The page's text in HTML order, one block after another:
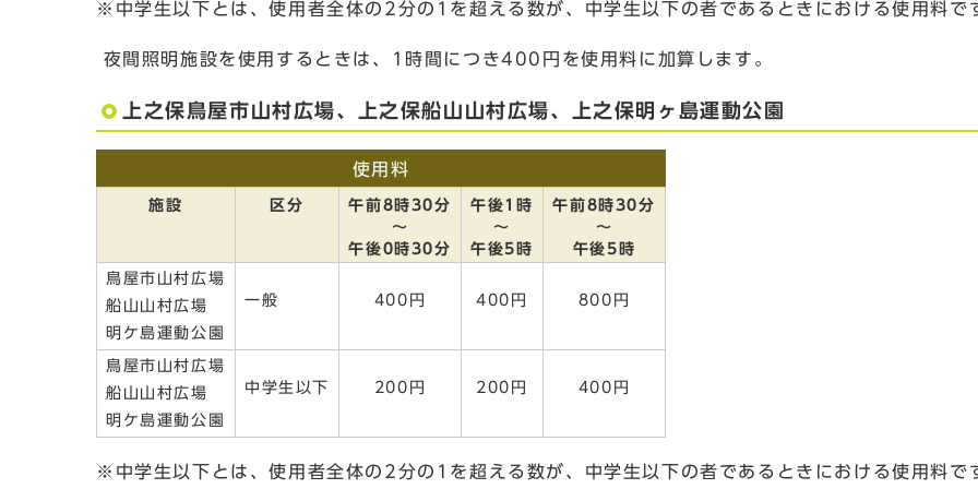
※中学生以下とは、使用者全体の2分の1を超える数が、中学生以下の者であるときにおける使用料で
夜間照明施設を使用するときは、1時間につき400円を使用料に加算します。
上之保鳥屋市山村広場、上之保船山山村広場、上之保明ヶ島運動公園
使用料
施設 区分
午前8時30分
～
午後0時30分
午後1時
～
午後5時
午前8時30分
～
午後5時
鳥屋市山村広場
船山山村広場
明ケ島運動公園
一般 400円 400円 800円
鳥屋市山村広場
船山山村広場
明ケ島運動公園
中学生以下 200円 200円 400円
※中学生以下とは、使用者全体の2分の1を超える数が、中学生以下の者であるときにおける使用料で